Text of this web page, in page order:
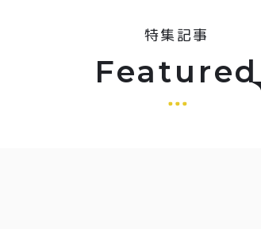
特集記事
Featured